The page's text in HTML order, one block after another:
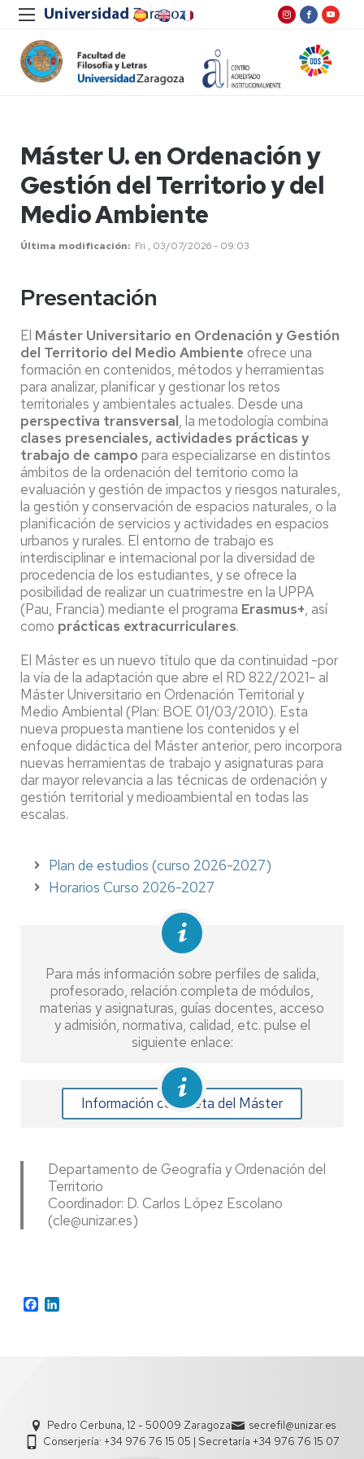
Máster U. en Ordenación y
Gestión del Territorio y del
Medio Ambiente
Última modificación Fri , 03/07/2026 - 09:03
Presentación
El Máster Universitario en Ordenación y Gestión
del Territorio del Medio Ambiente ofrece una
formación en contenidos, métodos y herramientas
para analizar, planificar y gestionar los retos
territoriales y ambientales actuales. Desde una
perspectiva transversal, la metodología combina
clases presenciales, actividades prácticas y
trabajo de campo para especializarse en distintos
ámbitos de la ordenación del territorio como la
evaluación y gestión de impactos y riesgos naturales,
la gestión y conservación de espacios naturales, o la
planificación de servicios y actividades en espacios
urbanos y rurales. El entorno de trabajo es
interdisciplinar e internacional por la diversidad de
procedencia de los estudiantes, y se ofrece la
posibilidad de realizar un cuatrimestre en la UPPA
(Pau, Francia) mediante el programa Erasmus+, así
como prácticas extracurriculares.
El Máster es un nuevo título que da continuidad -por
la vía de la adaptación que abre el RD 822/2021- al
Máster Universitario en Ordenación Territorial y
Medio Ambiental (Plan: BOE 01/03/2010). Esta
nueva propuesta mantiene los contenidos y el
enfoque didáctica del Máster anterior, pero incorpora
nuevas herramientas de trabajo y asignaturas para
dar mayor relevancia a las técnicas de ordenación y
gestión territorial y medioambiental en todas las
escalas.
Plan de estudios (curso 2026-2027)
Horarios Curso 2026-2027
Para más información sobre perfiles de salida,
profesorado, relación completa de módulos,
materias y asignaturas, guías docentes, acceso
y admisión, normativa, calidad, etc. pulse el
siguiente enlace:
Información completa del Máster
Departamento de Geografía y Ordenación del
Territorio
Coordinador: D. Carlos López Escolano
(cle@unizar.es)
Facebook
Pedro Cerbuna, 12 - 50009 Zaragoza
secrefil@unizar.es
Conserjería: +34 976 76 15 05 | Secretaría +34 976 76 15 07